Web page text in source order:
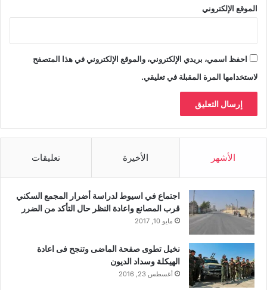
الموقع الإلكتروني
احفظ اسمي، بريدي الإلكتروني، والموقع الإلكتروني في هذا المتصفح
لاستخدامها المرة المقبلة في تعليقي.
الأشهر الأخيرة تعليقات
اجتماع في اسيوط لدراسة أضرار المجمع السكني
قرب المصانع واعادة النظر حال التأكد من الضرر
مايو 10, 2017
نخيل تطوى صفحة الماضى وتنجح فى اعادة
الهيكلة وسداد الديون
أغسطس 23, 2016